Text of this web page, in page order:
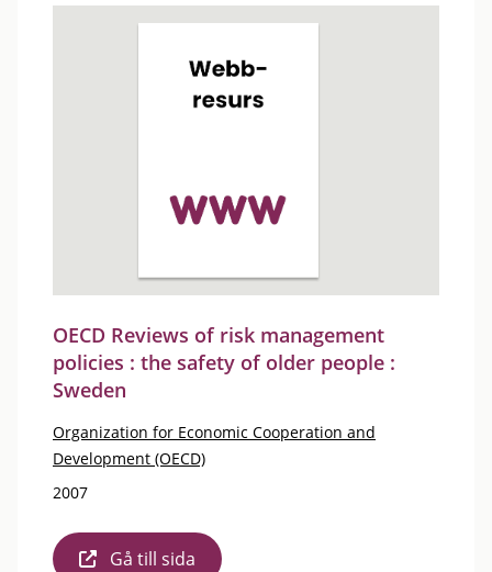
OECD Reviews of risk management
policies : the safety of older people :
Sweden
Organization for Economic Cooperation and
Development (OECD)
2007
Gå till sida